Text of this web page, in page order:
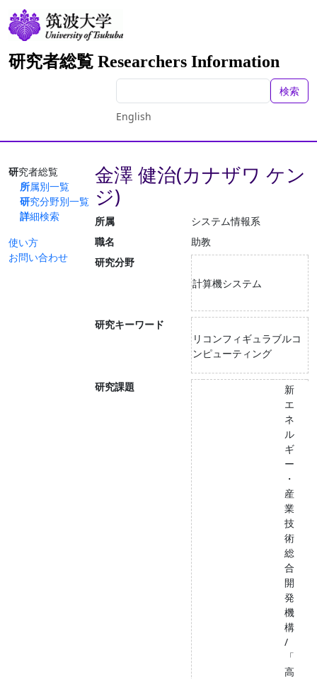
研究者総覧 Researchers Information
検索
English
研究者総覧
所属別一覧
研究分野別一覧
詳細検索
使い方
お問い合わせ
金澤 健治(カナザワ ケン
ジ)
所属
システム情報系
職名
助教
研究分野
計算機システム
研究キーワード
リコンフィギュラブルコ
ンピューティング
研究課題
新
エ
ネ
ル
ギ
ー
・
産
業
技
術
総
合
開
発
機
構
/
「
高